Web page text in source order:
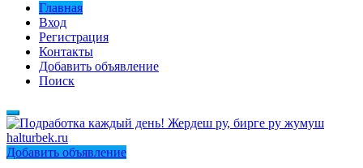
Главная
Вход
Регистрация
Контакты
Добавить объявление
Поиск
Добавить объявление